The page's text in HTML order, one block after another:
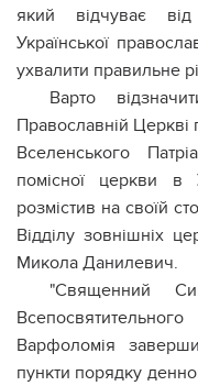
який відчуває від
Української
ухвалити правильне
Варто
Православній Церкві
Вселенського
помісної церкви в
розмістив на своїй
Відділу зовнішніх
Микола Данилевич.
"Священний
Варфоломія
пункти порядку